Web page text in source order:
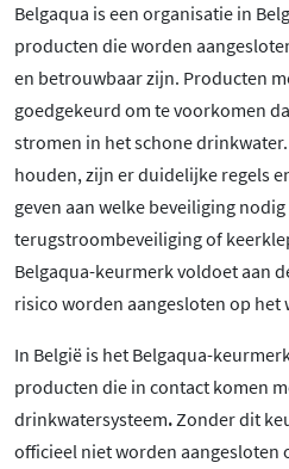
Belgaqua is een organisatie in
producten die worden
en betrouwbaar zijn. Producten
goedgekeurd om te voorkomen
stromen in het schone
houden, zijn er duidelijke regels
geven aan welke beveiliging nodig
terugstroombeveiliging of
Belgaqua-keurmerk voldoet aan
risico worden aangesloten op het
In België is het Belgaqua-
producten die in contact komen
drinkwatersysteem. Zonder dit
officieel niet worden aangesloten